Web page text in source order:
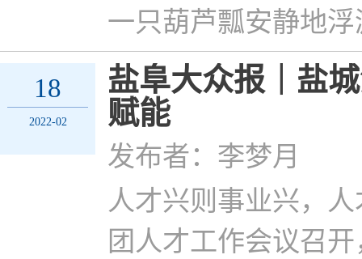
一只葫芦瓢安静地
18
2022-02
盐阜大众报｜盐
赋能
发布者：李梦月
人才兴则事业兴，
团人才工作会议召